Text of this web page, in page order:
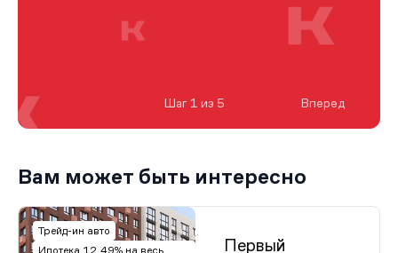
Шаг 1 из 5 Вперед
Вам может быть интересно
Трейд-ин авто
Ипотека 12,49% на весь
Первый